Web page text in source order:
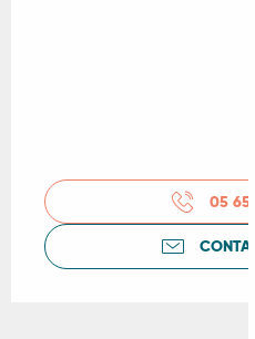
05 65